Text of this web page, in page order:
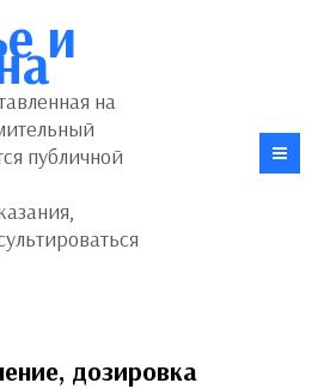
и
на
публичной
дозировка